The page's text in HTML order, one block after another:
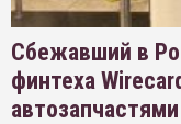
Сбежавший в
финтеха
автозапчастями